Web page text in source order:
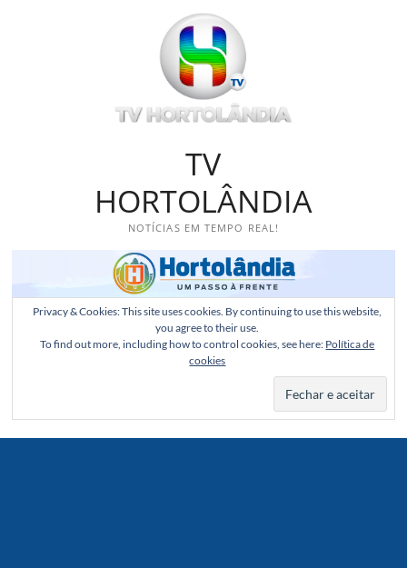
TV
HORTOLÂNDIA
NOTÍCIAS EM TEMPO REAL!
Privacy & Cookies: This site uses cookies. By continuing to use this website,
you agree to their use.
To find out more, including how to control cookies, see here: Política de
cookies